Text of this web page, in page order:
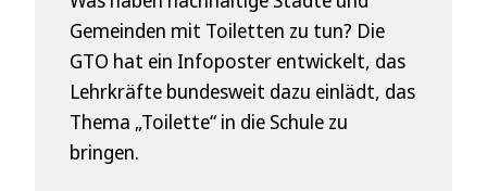
Gemeinden mit Toiletten zu tun? Die
GTO hat ein Infoposter entwickelt, das
Lehrkräfte bundesweit dazu einlädt, das
Thema „Toilette“ in die Schule zu
bringen.